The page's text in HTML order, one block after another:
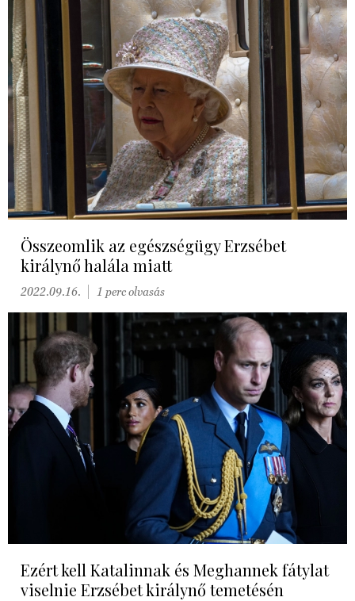
Összeomlik az egészségügy Erzsébet
királynő halála miatt
2022.09.16. 1 perc olvasás
Ezért kell Katalinnak és Meghannek fátylat
viselnie Erzsébet királynő temetésén